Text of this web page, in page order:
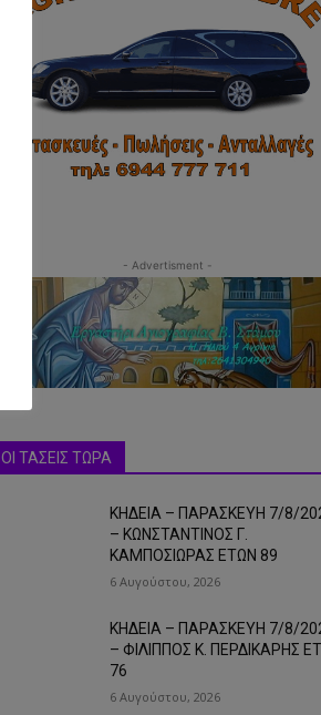
- Advertisment -
ΟΙ ΤΑΣΕΙΣ ΤΩΡΑ
ΚΗΔΕΙΑ – ΠΑΡΑΣΚΕΥΗ 7/8/
– ΚΩΝΣΤΑΝΤΙΝΟΣ Γ.
ΚΑΜΠΟΣΙΩΡΑΣ ΕΤΩΝ 89
6 Αυγούστου, 2026
ΚΗΔΕΙΑ – ΠΑΡΑΣΚΕΥΗ 7/8/
– ΦΙΛΙΠΠΟΣ Κ. ΠΕΡΔΙΚΑΡΗΣ
76
6 Αυγούστου, 2026